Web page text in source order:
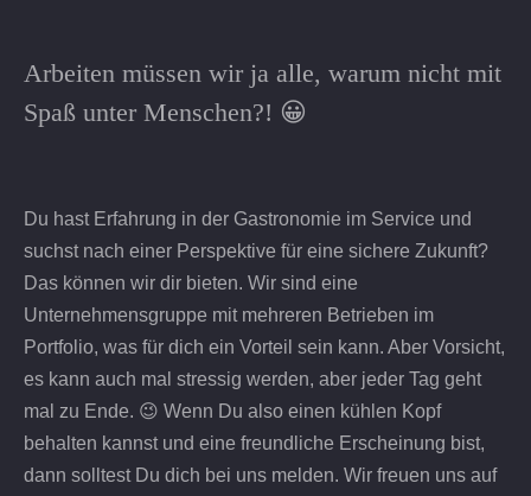
Arbeiten müssen wir ja alle, warum nicht mit
Spaß unter Menschen?! 😀
Du hast Erfahrung in der Gastronomie im Service und
suchst nach einer Perspektive für eine sichere Zukunft?
Das können wir dir bieten. Wir sind eine
Unternehmensgruppe mit mehreren Betrieben im
Portfolio, was für dich ein Vorteil sein kann. Aber Vorsicht,
es kann auch mal stressig werden, aber jeder Tag geht
mal zu Ende. 😉 Wenn Du also einen kühlen Kopf
behalten kannst und eine freundliche Erscheinung bist,
dann solltest Du dich bei uns melden. Wir freuen uns auf